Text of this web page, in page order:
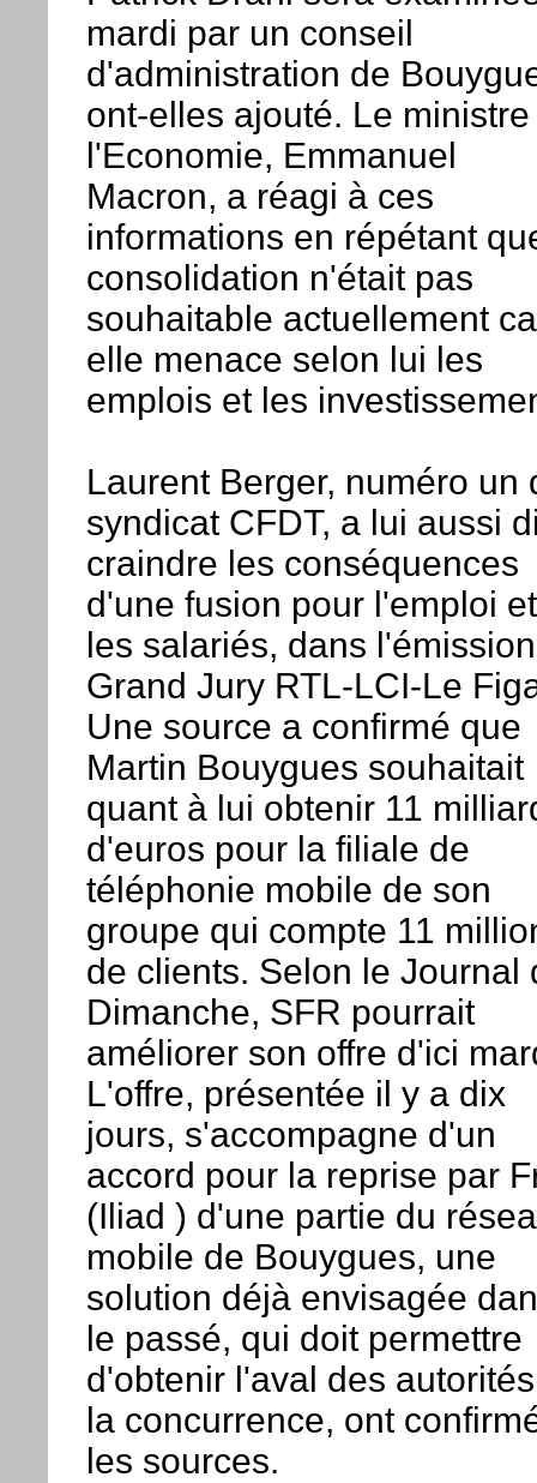
mardi par un conseil
d'administration de
ont-elles ajouté. Le
l'Economie, Emmanuel
Macron, a réagi à ces
informations en répétant
consolidation n'était pas
souhaitable actuellement
elle menace selon lui les
emplois et les
Laurent Berger, numéro un
syndicat CFDT, a lui aussi
craindre les conséquences
d'une fusion pour l'emploi et
les salariés, dans
Grand Jury RTL-LCI-Le
Une source a confirmé que
Martin Bouygues souhaitait
quant à lui obtenir 11
d'euros pour la filiale de
téléphonie mobile de son
groupe qui compte 11
de clients. Selon le Journal
Dimanche, SFR pourrait
améliorer son offre d'ici
L'offre, présentée il y a dix
jours, s'accompagne d'un
accord pour la reprise par
(Iliad ) d'une partie du
mobile de Bouygues, une
solution déjà envisagée
le passé, qui doit permettre
d'obtenir l'aval des
la concurrence, ont
les sources.